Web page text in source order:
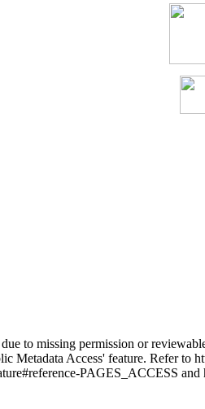
to missing permission or
Metadata Access' feature. Refer to
PAGES_ACCESS